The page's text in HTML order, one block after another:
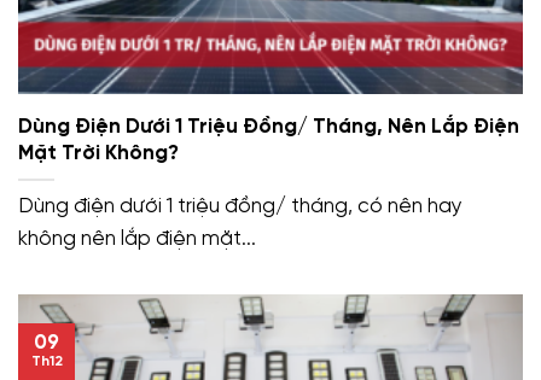
Dùng Điện Dưới 1 Triệu Đồng/ Tháng, Nên Lắp Điện
Mặt Trời Không?
Dùng điện dưới 1 triệu đồng/ tháng, có nên hay
không nên lắp điện mặt...
09
Th12